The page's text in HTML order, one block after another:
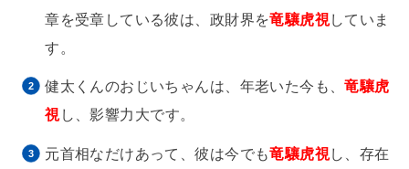
章を受章している彼は、政財界を竜驤虎視 していま
す。
健太くんのおじいちゃんは、年老いた今も、竜驤虎
視し、影響力大です。
元首相なだけあって、彼は今でも竜驤虎視 し、存在